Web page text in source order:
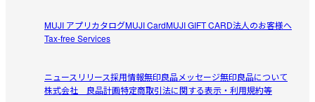
MUJI アプリカタログMUJI CardMUJI GIFT CARD法人のお客様へ
Tax-free Services
ニュースリリース採用情報無印良品メッセージ無印良品について
株式会社 良品計画特定商取引法に関する表示・利用規約等